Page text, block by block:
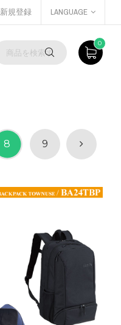
新規登録 LANGUAGE
0
8 9